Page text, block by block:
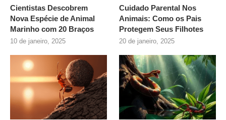
Cientistas Descobrem
Nova Espécie de Animal
Marinho com 20 Braços
10 de janeiro, 2025
Cuidado Parental Nos
Animais: Como os Pais
Protegem Seus Filhotes
20 de janeiro, 2025